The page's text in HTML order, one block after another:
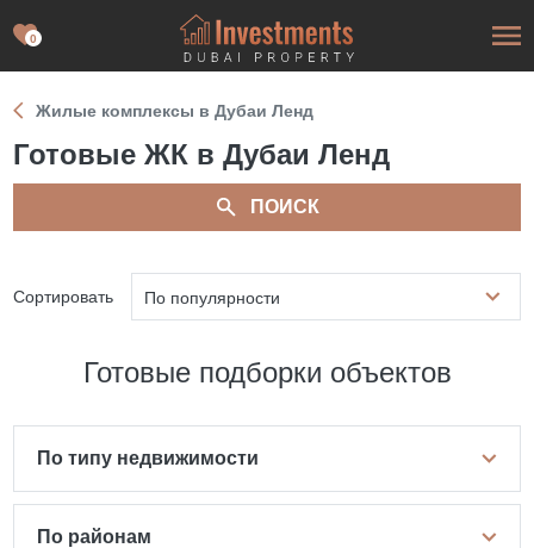
0
Жилые комплексы в Дубаи Ленд
Готовые ЖК в Дубаи Ленд
ПОИСК
Сортировать По популярности
Готовые подборки объектов
По типу недвижимости
По районам